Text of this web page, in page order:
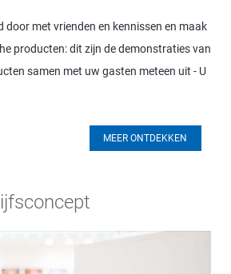
door met vrienden en kennissen en maak
producten: dit zijn de demonstraties van
samen met uw gasten meteen uit - U
MEER ONTDEKKEN